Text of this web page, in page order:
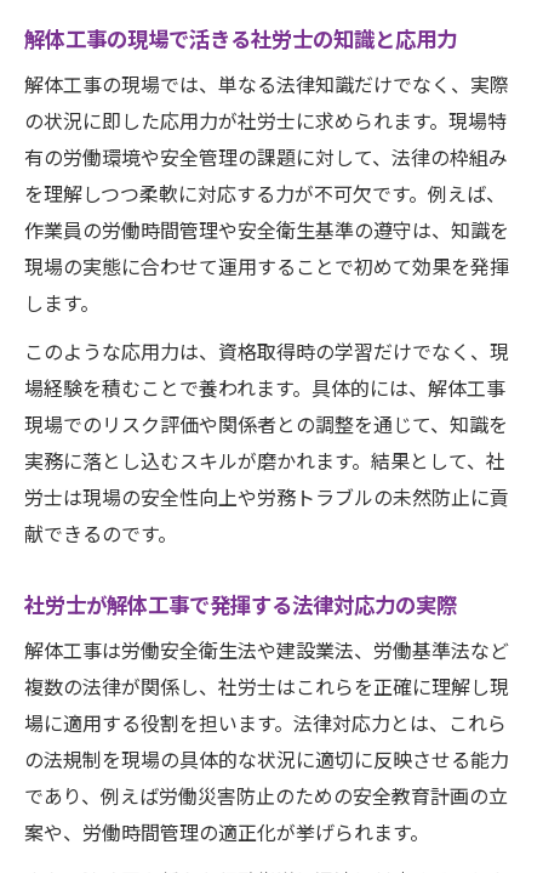
社労士の知識深度が解体工事の安全管理に
直結
現場対応力を磨く社労士の学習法とは
解体工事対応力を高める社労士学習法のポ
イント
社労士の現場力を養う学び方と知識の活用
方法
知識の深さを実務に繋げる効果的な学習ス
テップ
現場対応力向上のための社労士インプット
方法
安全管理を意識した実践力の身につけ方
識の応用
社労士が現場で生かす安全意識と実践力の
重要性
安全管理力を高める社労士の知識インプッ
ト方法
解体工事現場の安全対策に活きる社労士の
知識深度
解体工事の現場で活きる社労士の知識と応用力
解体工事の現場では、単なる法律知識だけでなく、実際
の状況に即した応用力が社労士に求められます。現場特
有の労働環境や安全管理の課題に対して、法律の枠組み
を理解しつつ柔軟に対応する力が不可欠です。例えば、
作業員の労働時間管理や安全衛生基準の遵守は、知識を
現場の実態に合わせて運用することで初めて効果を発揮
します。
このような応用力は、資格取得時の学習だけでなく、現
場経験を積むことで養われます。具体的には、解体工事
現場でのリスク評価や関係者との調整を通じて、知識を
実務に落とし込むスキルが磨かれます。結果として、社
労士は現場の安全性向上や労務トラブルの未然防止に貢
献できるのです。
社労士が解体工事で発揮する法律対応力の実際
解体工事は労働安全衛生法や建設業法、労働基準法など
複数の法律が関係し、社労士はこれらを正確に理解し現
場に適用する役割を担います。法律対応力とは、これら
の法規制を現場の具体的な状況に適切に反映させる能力
であり、例えば労働災害防止のための安全教育計画の立
案や、労働時間管理の適正化が挙げられます。